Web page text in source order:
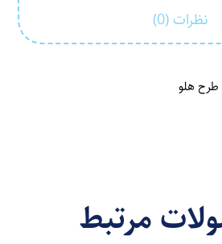
نظرات (0)
طرح هلو
مرتبط